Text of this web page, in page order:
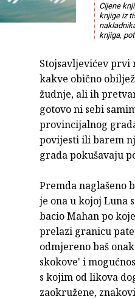
Cijene
knjige iz
knjiga,
Stojsavljevićev prvi
kakve obično
žudnje, ali ih
gotovo ni sebi
provincijalnog
povijesti ili barem
grada pokušavaju
Premda naglašeno
je ona u kojoj Luna
bacio Mahan po
prelazi granicu
odmjereno baš
skokove' i
s kojim od likova
zaokružene,